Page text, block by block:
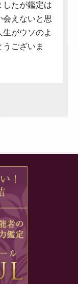
したが鑑定は
会えないと思
がウソのよ
ございま